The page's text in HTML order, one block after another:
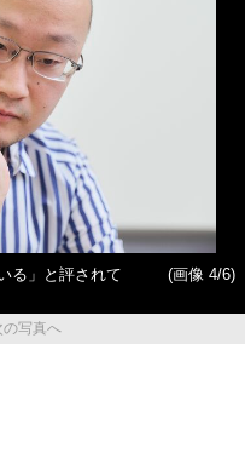
る」と評されて
(画像 4/6)
の写真へ